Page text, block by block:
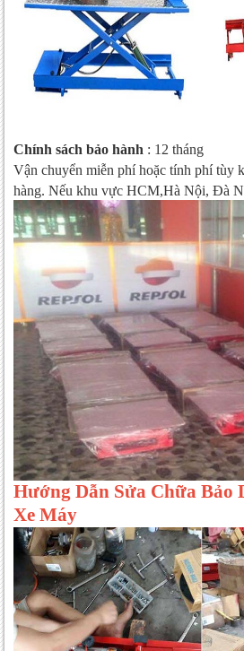
Chính sách bảo hành : 12 tháng
Vận chuyển miễn phí hoặc tính phí tùy
hàng. Nếu khu vực HCM,Hà Nội, Đà
Hướng Dẫn Sửa Chữa Bảo
Xe Máy